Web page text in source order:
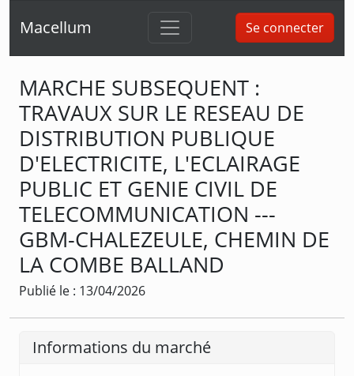
Macellum Se connecter
MARCHE SUBSEQUENT :
TRAVAUX SUR LE RESEAU DE
DISTRIBUTION PUBLIQUE
D'ELECTRICITE, L'ECLAIRAGE
PUBLIC ET GENIE CIVIL DE
TELECOMMUNICATION ---
GBM-CHALEZEULE, CHEMIN DE
LA COMBE BALLAND
Publié le : 13/04/2026
Informations du marché